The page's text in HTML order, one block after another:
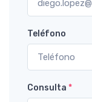
Teléfono
Consulta *